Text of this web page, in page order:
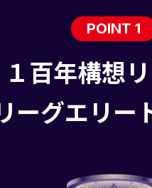
POINT 1
百年構想
ーグエリー